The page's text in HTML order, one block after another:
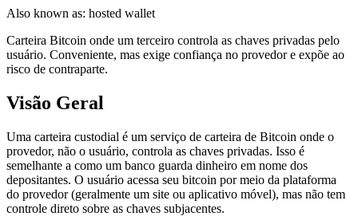
Also known as: hosted wallet
Carteira Bitcoin onde um terceiro controla as chaves privadas pelo
usuário. Conveniente, mas exige confiança no provedor e expõe ao
risco de contraparte.
Visão Geral
Uma carteira custodial é um serviço de carteira de Bitcoin onde o
provedor, não o usuário, controla as chaves privadas. Isso é
semelhante a como um banco guarda dinheiro em nome dos
depositantes. O usuário acessa seu bitcoin por meio da plataforma
do provedor (geralmente um site ou aplicativo móvel), mas não tem
controle direto sobre as chaves subjacentes.